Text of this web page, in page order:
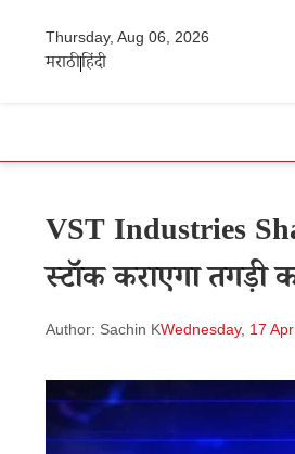
Thursday, Aug 06, 2026
मराठीहिंदी
VST Industries
स्टॉक कराएगा तगड़ी
Author: Sachin KWednesday, 17